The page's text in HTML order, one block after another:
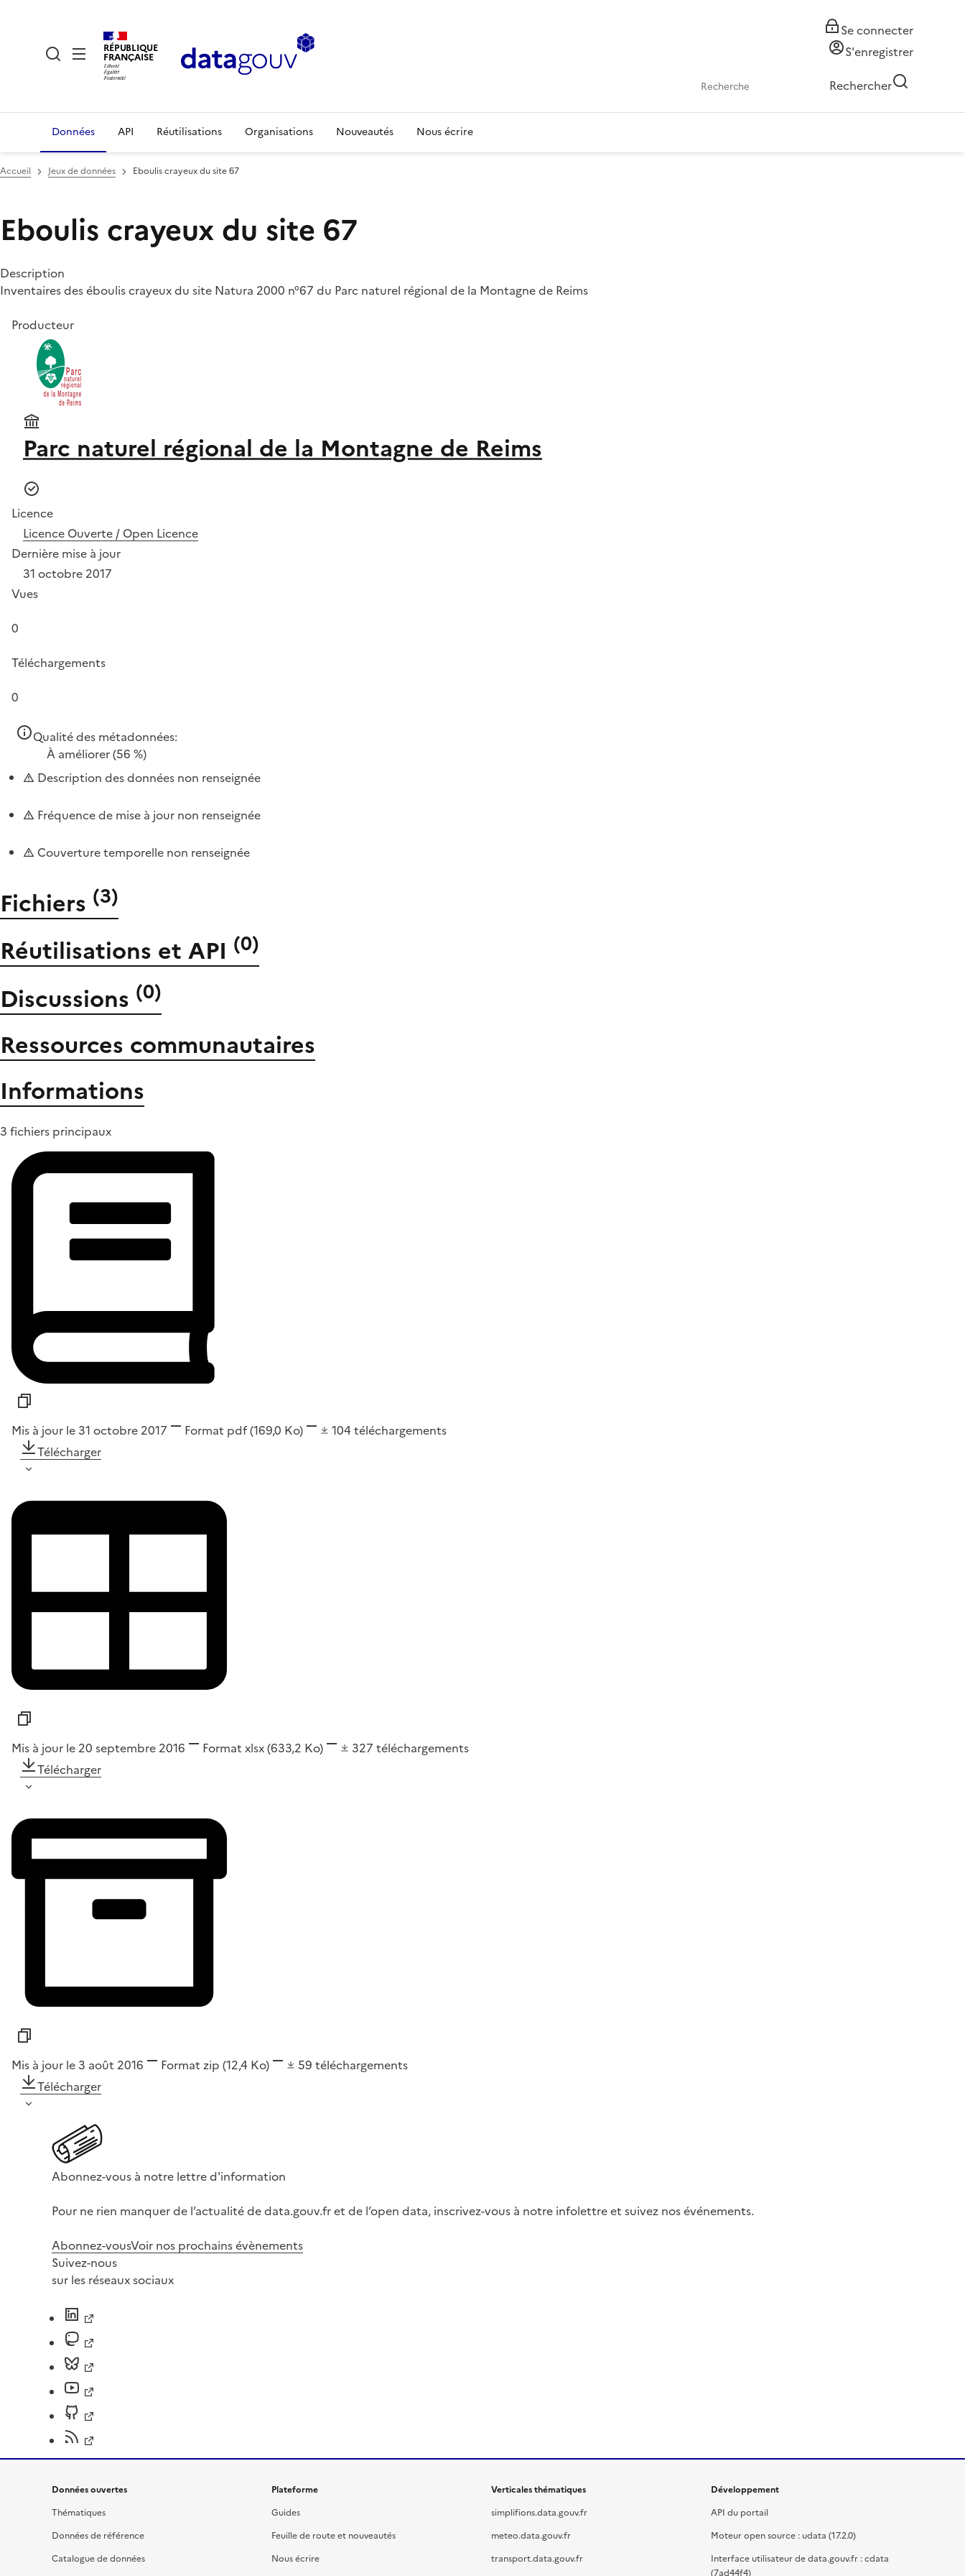
RÉPUBLIQUE
FRANÇAISE
Se connecter
S'enregistrer
Rechercher
Données API Réutilisations Organisations Nouveautés Nous écrire
Accueil Jeux de données Eboulis crayeux du site 67
Eboulis crayeux du site 67
Description
Inventaires des éboulis crayeux du site Natura 2000 n°67 du Parc naturel régional de la Montagne de Reims
Producteur
Parc naturel régional de la Montagne de Reims
Licence
Licence Ouverte / Open Licence
Dernière mise à jour
31 octobre 2017
Vues
0
Téléchargements
0
Qualité des métadonnées:
À améliorer(56 %)
Description des données non renseignée
Fréquence de mise à jour non renseignée
Couverture temporelle non renseignée
Fichiers (3)
Réutilisations et API (0)
Discussions (0)
Ressources communautaires
Informations
3 fichiers principaux
Mis à jour le 31 octobre 2017 Format pdf(169,0 Ko) 104 téléchargements
Télécharger
Mis à jour le 20 septembre 2016 Format xlsx(633,2 Ko) 327 téléchargements
Télécharger
Mis à jour le 3 août 2016 Format zip (12,4 Ko) 59 téléchargements
Télécharger
Abonnez-vous à notre lettre d'information
Pour ne rien manquer de l’actualité de data.gouv.fr et de l’open data, inscrivez-vous à notre infolettre et suivez nos événements.
Abonnez-vousVoir nos prochains évènements
Suivez-nous
sur les réseaux sociaux
Données ouvertes
Thématiques
Données de référence
Catalogue de données
Plateforme
Guides
Feuille de route et nouveautés
Nous écrire
Verticales thématiques
simplifions.data.gouv.fr
meteo.data.gouv.fr
transport.data.gouv.fr
Développement
API du portail
Moteur open source : udata (17.2.0)
Interface utilisateur de data.gouv.fr : cdata
(7ad44f4)